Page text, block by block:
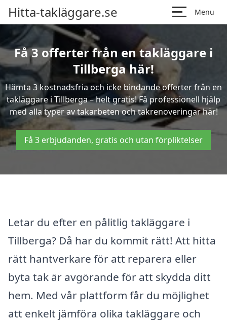
Hitta-takläggare.se Menu
Få 3 offerter från en takläggare i
Tillberga här!
Hämta 3 kostnadsfria och icke bindande offerter från en
takläggare i Tillberga – helt gratis! Få professionell hjälp
med alla typer av takarbeten och takrenoveringar här!
Få 3 erbjudanden, gratis och utan förpliktelser
Letar du efter en pålitlig takläggare i
Tillberga? Då har du kommit rätt! Att hitta
rätt hantverkare för att reparera eller
byta tak är avgörande för att skydda ditt
hem. Med vår plattform får du möjlighet
att enkelt jämföra olika takläggare och